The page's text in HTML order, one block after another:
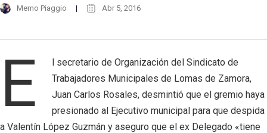
Memo Piaggio Abr 5, 2016
E
l secretario de Organización del Sindicato de
Trabajadores Municipales de Lomas de Zamora,
Juan Carlos Rosales, desmintió que el gremio haya
presionado al Ejecutivo municipal para que despida
a Valentín López Guzmán y aseguro que el ex Delegado «tiene